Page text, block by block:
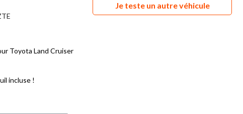
Toyota Land Cruiser
incluse !
Je teste un autre véhicule